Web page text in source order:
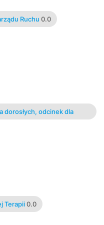
Ruchu 0.0
dorosłych, odcinek dla
Terapii 0.0